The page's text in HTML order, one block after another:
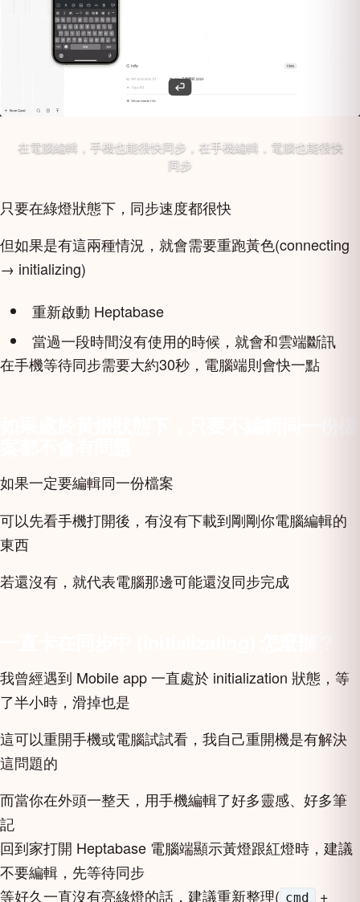
在電腦編輯，手機也能很快同步，在手機編輯，電腦也能很快
同步
只要在綠燈狀態下，同步速度都很快
但如果是有這兩種情況，就會需要重跑黃色(connecting
→ initializing)
重新啟動 Heptabase
當過一段時間沒有使用的時候，就會和雲端斷訊
在手機等待同步需要大約30秒，電腦端則會快一點
如果一定要編輯同一份檔案
可以先看手機打開後，有沒有下載到剛剛你電腦編輯的
東西
若還沒有，就代表電腦那邊可能還沒同步完成
我曾經遇到 Mobile app 一直處於 initialization 狀態，等
了半小時，滑掉也是
這可以重開手機或電腦試試看，我自己重開機是有解決
這問題的
而當你在外頭一整天，用手機編輯了好多靈感、好多筆
記
回到家打開 Heptabase 電腦端顯示黃燈跟紅燈時，建議
不要編輯，先等待同步
等好久一直沒有亮綠燈的話，建議重新整理( cmd +